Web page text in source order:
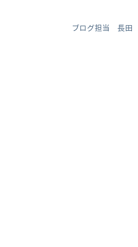
ブログ担当 長田